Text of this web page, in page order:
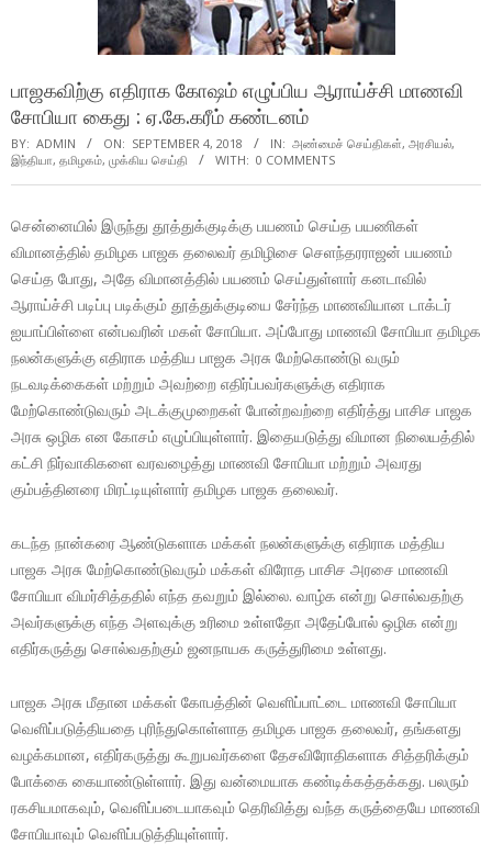
பாஜகவிற்கு எதிராக கோஷம் எழுப்பிய ஆராய்ச்சி மாணவி
சோபியா கைது : ஏ.கே.கரீம் கண்டனம்
BY: ADMIN ON: SEPTEMBER 4, 2018 IN: அண்மைச் செய்திகள், அரசியல்,
இந்தியா, தமிழகம், முக்கிய செய்தி WITH: 0 COMMENTS
சென்னையில் இருந்து தூத்துக்குடிக்கு பயணம் செய்த பயணிகள்
விமானத்தில் தமிழக பாஜக தலைவர் தமிழிசை செளந்தரராஜன் பயணம்
செய்த போது, அதே விமானத்தில் பயணம் செய்துள்ளார் கனடாவில்
ஆராய்ச்சி படிப்பு படிக்கும் தூத்துக்குடியை சேர்ந்த மாணவியான டாக்டர்
ஐயாப்பிள்ளை என்பவரின் மகள் சோபியா. அப்போது மாணவி சோபியா தமிழக
நலன்களுக்கு எதிராக மத்திய பாஜக அரசு மேற்கொண்டு வரும்
நடவடிக்கைகள் மற்றும் அவற்றை எதிர்ப்பவர்களுக்கு எதிராக
மேற்கொண்டுவரும் அடக்குமுறைகள் போன்றவற்றை எதிர்த்து பாசிச பாஜக
அரசு ஒழிக என கோசம் எழுப்பியுள்ளார். இதையடுத்து விமான நிலையத்தில்
கட்சி நிர்வாகிகளை வரவழைத்து மாணவி சோபியா மற்றும் அவரது
கும்பத்தினரை மிரட்டியுள்ளார் தமிழக பாஜக தலைவர்.
கடந்த நான்கரை ஆண்டுகளாக மக்கள் நலன்களுக்கு எதிராக மத்திய
பாஜக அரசு மேற்கொண்டுவரும் மக்கள் விரோத பாசிச அரசை மாணவி
சோபியா விமர்சித்ததில் எந்த தவறும் இல்லை. வாழ்க என்று சொல்வதற்கு
அவர்களுக்கு எந்த அளவுக்கு உரிமை உள்ளதோ அதேப்போல் ஒழிக என்று
எதிர்கருத்து சொல்வதற்கும் ஜனநாயக கருத்துரிமை உள்ளது.
பாஜக அரசு மீதான மக்கள் கோபத்தின் வெளிப்பாட்டை மாணவி சோபியா
வெளிப்படுத்தியதை புரிந்துகொள்ளாத தமிழக பாஜக தலைவர், தங்களது
வழக்கமான, எதிர்கருத்து கூறுபவர்களை தேசவிரோதிகளாக சித்தரிக்கும்
போக்கை கையாண்டுள்ளார். இது வன்மையாக கண்டிக்கத்தக்கது. பலரும்
ரகசியமாகவும், வெளிப்படையாகவும் தெரிவித்து வந்த கருத்தையே மாணவி
சோபியாவும் வெளிப்படுத்தியுள்ளார்.